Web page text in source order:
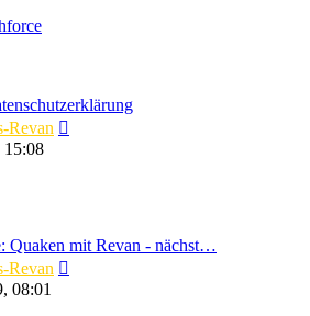
Revan
15:08
Quaken mit Revan - nächst…
Revan
08:01